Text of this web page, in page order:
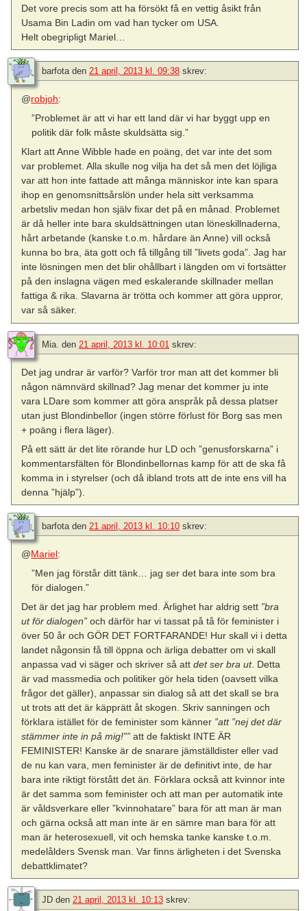
Det vore precis som att ha försökt få en vettig åsikt från
Usama Bin Ladin om vad han tycker om USA.
Helt obegripligt Mariel…
barfotaden 21 april, 2013 kl. 09:38 skrev:
@robjoh:
”Problemet är att vi har ett land där vi har byggt upp en
politik där folk måste skuldsätta sig.”
Klart att Anne Wibble hade en poäng, det var inte det som
var problemet. Alla skulle nog vilja ha det så men det löjliga
var att hon inte fattade att många människor inte kan spara
ihop en genomsnittsårslön under hela sitt verksamma
arbetsliv medan hon själv fixar det på en månad. Problemet
är då heller inte bara skuldsättningen utan löneskillnaderna,
hårt arbetande (kanske t.o.m. hårdare än Anne) vill också
kunna bo bra, äta gott och få tillgång till ”livets goda”. Jag har
inte lösningen men det blir ohållbart i längden om vi fortsätter
på den inslagna vägen med eskalerande skillnader mellan
fattiga & rika. Slavarna är trötta och kommer att göra uppror,
var så säker.
Mia. den 21 april, 2013 kl. 10:01 skrev:
Det jag undrar är varför? Varför tror man att det kommer bli
någon nämnvärd skillnad? Jag menar det kommer ju inte
vara LDare som kommer att göra anspråk på dessa platser
utan just Blondinbellor (ingen större förlust för Borg sas men
+ poäng i flera läger).
På ett sätt är det lite rörande hur LD och ”genusforskarna” i
kommentarsfälten för Blondinbellornas kamp för att de ska få
komma in i styrelser (och då ibland trots att de inte ens vill ha
denna ”hjälp”).
barfota den 21 april, 2013 kl. 10:10 skrev:
@Mariel:
”Men jag förstår ditt tänk… jag ser det bara inte som bra
för dialogen.”
Det är det jag har problem med. Ärlighet har aldrig sett ”bra
ut för dialogen” och därför har vi tassat på tå för feminister i
över 50 år och GÖR DET FORTFARANDE! Hur skall vi i detta
landet någonsin få till öppna och ärliga debatter om vi skall
anpassa vad vi säger och skriver så attdet ser bra ut. Detta
är vad massmedia och politiker gör hela tiden (oavsett vilka
frågor det gäller), anpassar sin dialog så att det skall se bra
ut trots att det är käpprätt åt skogen. Skriv sanningen och
förklara istället för de feminister som känner ”att ”nej det där
stämmer inte in på mig!”” att de faktiskt INTE ÄR
FEMINISTER! Kanske är de snarare jämställdister eller vad
de nu kan vara, men feminister är de definitivt inte, de har
bara inte riktigt förstått det än. Förklara också att kvinnor inte
är det samma som feminister och att man per automatik inte
är våldsverkare eller ”kvinnohatare” bara för att man är man
och gärna också att man inte är en sämre man bara för att
man är heterosexuell, vit och hemska tanke kanske t.o.m.
medelålders Svensk man. Var finns ärligheten i det Svenska
debattklimatet?
JD den 21 april, 2013 kl. 10:13 skrev: